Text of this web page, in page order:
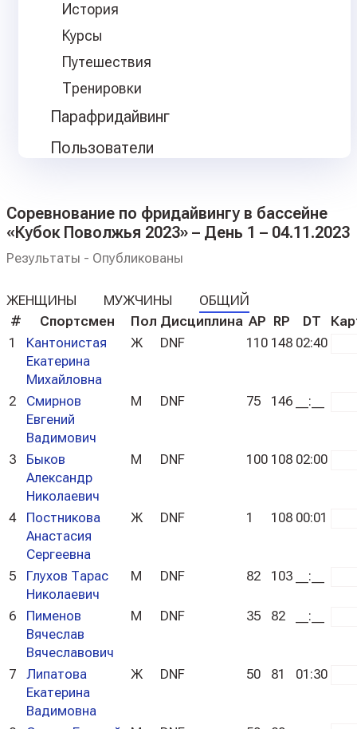
История
Курсы
Путешествия
Тренировки
Парафридайвинг
Пользователи
Соревнование по фридайвингу в бассейне
«Кубок Поволжья 2023» – День 1 – 04.11.2023
Результаты - Опубликованы
ЖЕНЩИНЫ МУЖЧИНЫ
ОБЩИЙ
#
Спортсмен Пол Дисциплина AP RP DT
1
Кантонистая
Екатерина
Михайловна
Ж DNF 110 148 02:40
2
Смирнов
Евгений
Вадимович
М DNF 75 146 __:__
3
Быков
Александр
Николаевич
М DNF 100 108 02:00
4
Постникова
Анастасия
Сергеевна
Ж DNF 1 108 00:01
5
Глухов Тарас
Николаевич
М DNF 82 103 __:__
6
Пименов
Вячеслав
Вячеславович
М DNF 35 82 __:__
7
Липатова
Екатерина
Вадимовна
Ж DNF 50 81 01:30